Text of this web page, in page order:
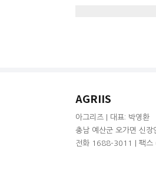
AGRIIS
아그리즈 | 대표: 박영환
충남 예산군 오가면 신
전화 1688-3011 | 팩